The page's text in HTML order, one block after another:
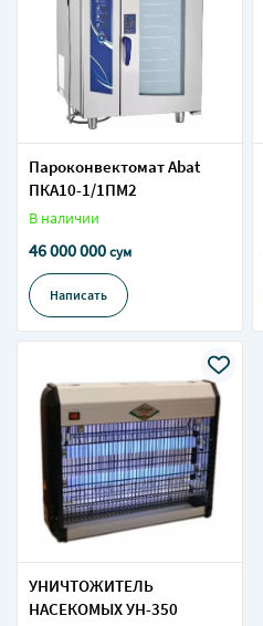
Пароконвектомат Abat
ПКА10-1/1ПМ2
В наличии
46 000 000сум
Написать
УНИЧТОЖИТЕЛЬ
НАСЕКОМЫХ УН-350